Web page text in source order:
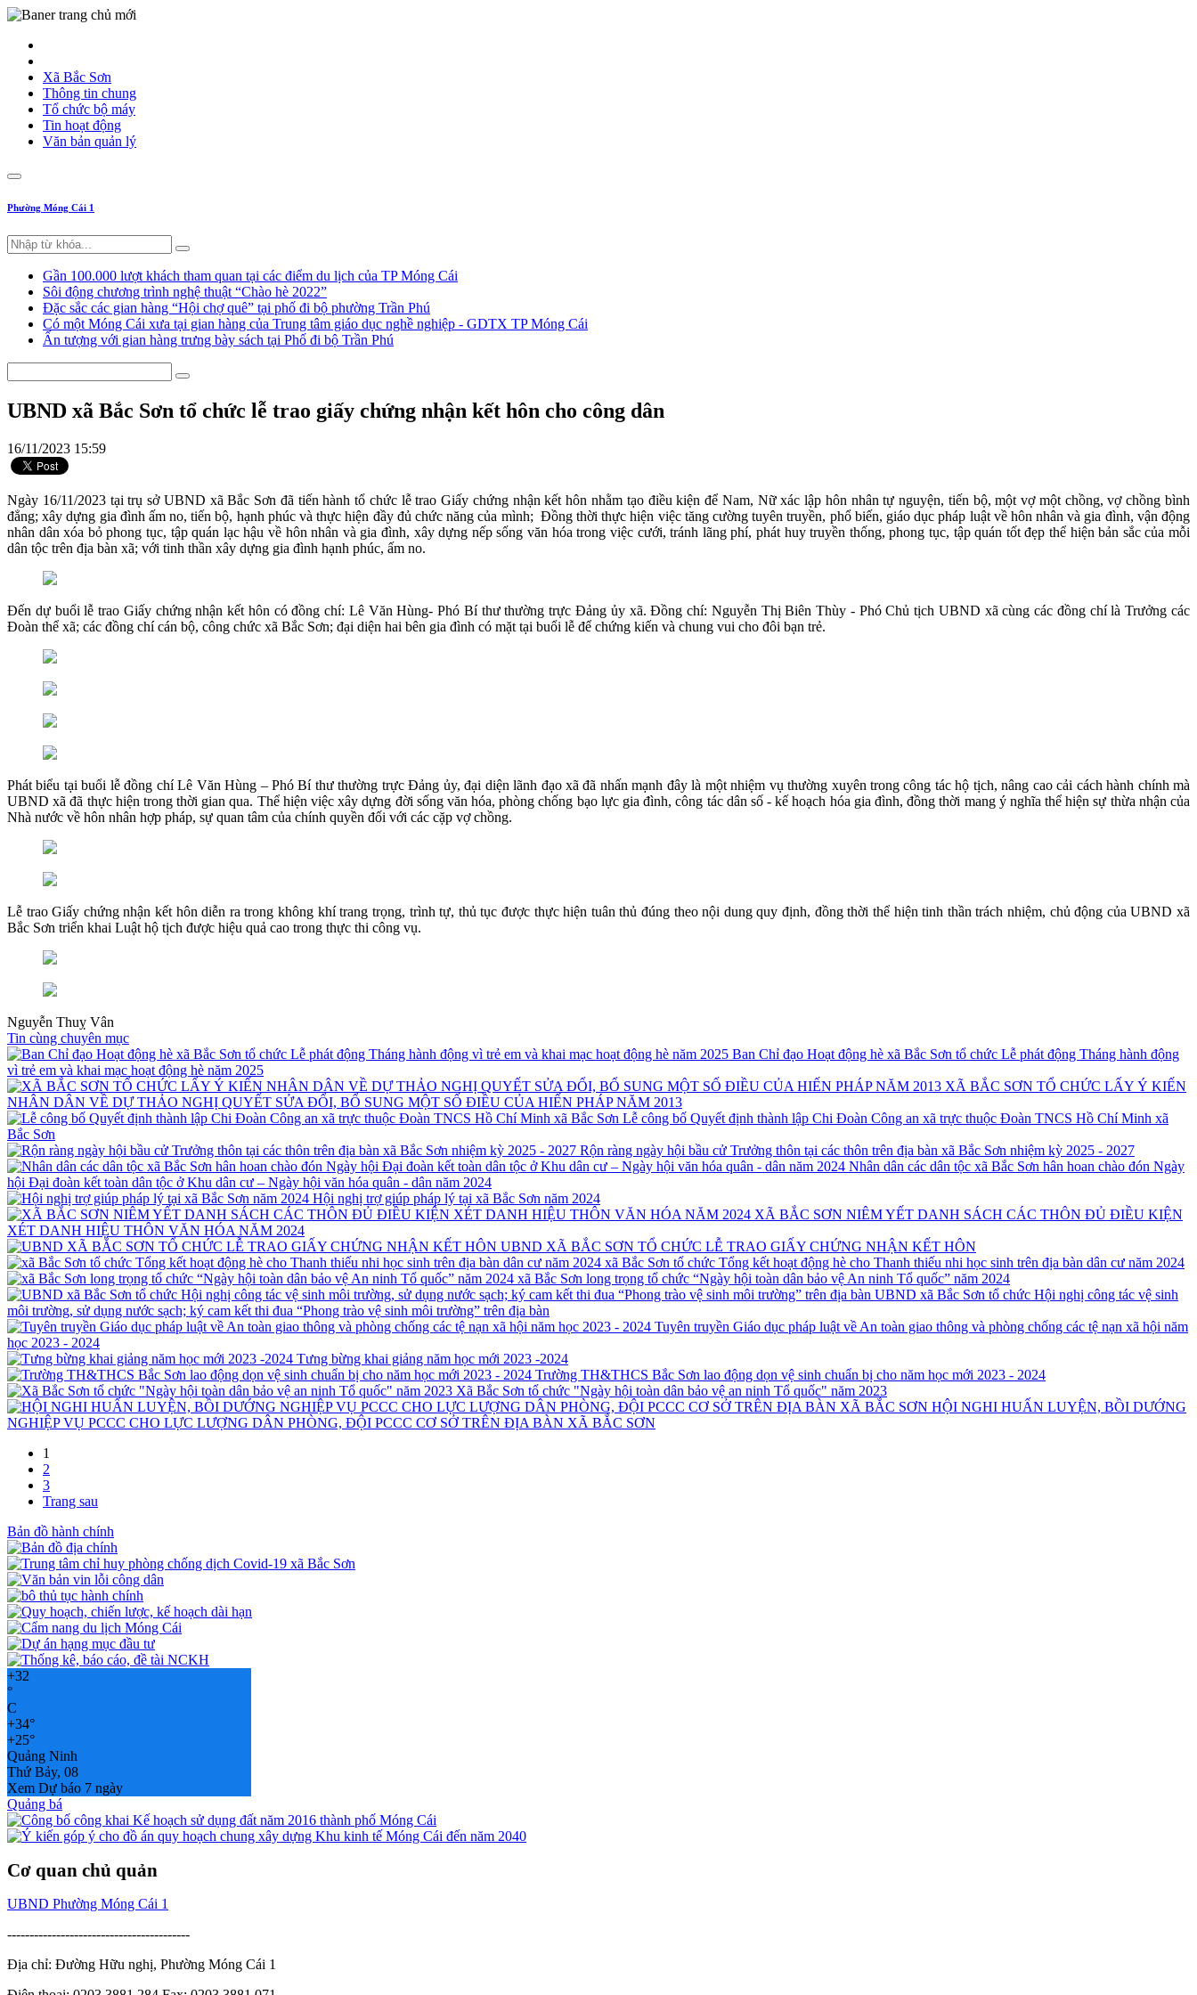
Xã Bắc Sơn
Thông tin chung
Tổ chức bộ máy
Tin hoạt động
Văn bản quản lý
Phường Móng Cái 1
Gần 100.000 lượt khách tham quan tại các điểm du lịch của TP Móng Cái
Sôi động chương trình nghệ thuật “Chào hè 2022”
Đặc sắc các gian hàng “Hội chợ quê” tại phố đi bộ phường Trần Phú
Có một Móng Cái xưa tại gian hàng của Trung tâm giáo dục nghề nghiệp - GDTX TP Móng Cái
Ấn tượng với gian hàng trưng bày sách tại Phố đi bộ Trần Phú
UBND xã Bắc Sơn tổ chức lễ trao giấy chứng nhận kết hôn cho công dân
16/11/2023 15:59
Ngày 16/11/2023 tại trụ sở UBND xã Bắc Sơn đã tiến hành tổ chức lễ trao Giấy chứng nhận kết hôn nhằm tạo điều kiện để Nam, Nữ xác lập hôn nhân tự nguyện, tiến bộ, một vợ một chồng, vợ chồng bình
đẳng; xây dựng gia đình ấm no, tiến bộ, hạnh phúc và thực hiện đầy đủ chức năng của mình; Đồng thời thực hiện việc tăng cường tuyên truyền, phổ biến, giáo dục pháp luật về hôn nhân và gia đình, vận động
nhân dân xóa bỏ phong tục, tập quán lạc hậu về hôn nhân và gia đình, xây dựng nếp sống văn hóa trong việc cưới, tránh lãng phí, phát huy truyền thống, phong tục, tập quán tốt đẹp thể hiện bản sắc của mỗi
dân tộc trên địa bàn xã; với tinh thần xây dựng gia đình hạnh phúc, ấm no.
Đến dự buổi lễ trao Giấy chứng nhận kết hôn có đồng chí: Lê Văn Hùng- Phó Bí thư thường trực Đảng ủy xã. Đồng chí: Nguyễn Thị Biên Thùy - Phó Chủ tịch UBND xã cùng các đồng chí là Trưởng các
Đoàn thể xã; các đồng chí cán bộ, công chức xã Bắc Sơn; đại diện hai bên gia đình có mặt tại buổi lễ để chứng kiến và chung vui cho đôi bạn trẻ.
Phát biểu tại buổi lễ đồng chí Lê Văn Hùng – Phó Bí thư thường trực Đảng ủy, đại diện lãnh đạo xã đã nhấn mạnh đây là một nhiệm vụ thường xuyên trong công tác hộ tịch, nâng cao cải cách hành chính mà
UBND xã đã thực hiện trong thời gian qua. Thể hiện việc xây dựng đời sống văn hóa, phòng chống bạo lực gia đình, công tác dân số - kế hoạch hóa gia đình, đồng thời mang ý nghĩa thể hiện sự thừa nhận của
Nhà nước về hôn nhân hợp pháp, sự quan tâm của chính quyền đối với các cặp vợ chồng.
Lễ trao Giấy chứng nhận kết hôn diễn ra trong không khí trang trọng, trình tự, thủ tục được thực hiện tuân thủ đúng theo nội dung quy định, đồng thời thể hiện tinh thần trách nhiệm, chủ động của UBND xã
Bắc Sơn triển khai Luật hộ tịch được hiệu quả cao trong thực thi công vụ.
Nguyễn Thuỵ Vân
Tin cùng chuyên mục
Ban Chỉ đạo Hoạt động hè xã Bắc Sơn tổ chức Lễ phát động Tháng hành động
vì trẻ em và khai mạc hoạt động hè năm 2025
XÃ BẮC SƠN TỔ CHỨC LẤY Ý KIẾN
NHÂN DÂN VỀ DỰ THẢO NGHỊ QUYẾT SỬA ĐỔI, BỔ SUNG MỘT SỐ ĐIỀU CỦA HIẾN PHÁP NĂM 2013
Lễ công bố Quyết định thành lập Chi Đoàn Công an xã trực thuộc Đoàn TNCS Hồ Chí Minh xã
Bắc Sơn
Rộn ràng ngày hội bầu cử Trưởng thôn tại các thôn trên địa bàn xã Bắc Sơn nhiệm kỳ 2025 - 2027
Nhân dân các dân tộc xã Bắc Sơn hân hoan chào đón Ngày
hội Đại đoàn kết toàn dân tộc ở Khu dân cư – Ngày hội văn hóa quân - dân năm 2024
Hội nghị trợ giúp pháp lý tại xã Bắc Sơn năm 2024
XÃ BẮC SƠN NIÊM YẾT DANH SÁCH CÁC THÔN ĐỦ ĐIỀU KIỆN
XÉT DANH HIỆU THÔN VĂN HÓA NĂM 2024
UBND XÃ BẮC SƠN TỔ CHỨC LỄ TRAO GIẤY CHỨNG NHẬN KẾT HÔN
xã Bắc Sơn tổ chức Tổng kết hoạt động hè cho Thanh thiếu nhi học sinh trên địa bàn dân cư năm 2024
xã Bắc Sơn long trọng tổ chức “Ngày hội toàn dân bảo vệ An ninh Tổ quốc” năm 2024
UBND xã Bắc Sơn tổ chức Hội nghị công tác vệ sinh
môi trường, sử dụng nước sạch; ký cam kết thi đua “Phong trào vệ sinh môi trường” trên địa bàn
Tuyên truyền Giáo dục pháp luật về An toàn giao thông và phòng chống các tệ nạn xã hội năm
học 2023 - 2024
Tưng bừng khai giảng năm học mới 2023 -2024
Trường TH&THCS Bắc Sơn lao động dọn vệ sinh chuẩn bị cho năm học mới 2023 - 2024
Xã Bắc Sơn tổ chức "Ngày hội toàn dân bảo vệ an ninh Tổ quốc" năm 2023
HỘI NGHI HUẤN LUYỆN, BỒI DƯỚNG
NGHIỆP VỤ PCCC CHO LỰC LƯỢNG DÂN PHÒNG, ĐỘI PCCC CƠ SỞ TRÊN ĐỊA BÀN XÃ BẮC SƠN
1
2
3
Trang sau
Bản đồ hành chính
+32
°
C
+34°
+25°
Quảng Ninh
Thứ Bảy, 08
Xem Dự báo 7 ngày
Quảng bá
Cơ quan chủ quản
UBND Phường Móng Cái 1
-----------------------------------------
Địa chỉ: Đường Hữu nghị, Phường Móng Cái 1